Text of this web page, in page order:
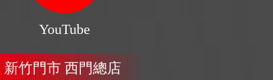
YouTube
新竹門市 西門總店